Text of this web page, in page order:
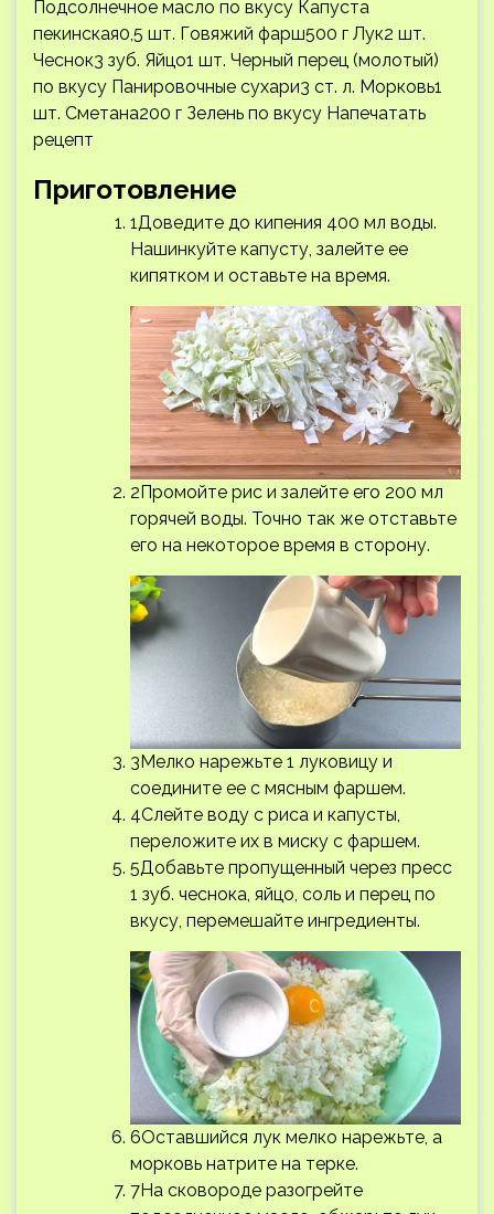
Подсолнечное масло по вкусу Капуста
пекинская0,5 шт. Говяжий фарш500 г Лук2 шт.
Чеснок3 зуб. Яйцо1 шт. Черный перец (молотый)
по вкусу Панировочные сухари3 ст. л. Морковь1
шт. Сметана200 г Зелень по вкусу Напечатать
рецепт
Приготовление
1Доведите до кипения 400 мл воды.
Нашинкуйте капусту, залейте ее
кипятком и оставьте на время.
2Промойте рис и залейте его 200 мл
горячей воды. Точно так же отставьте
его на некоторое время в сторону.
3Мелко нарежьте 1 луковицу и
соедините ее с мясным фаршем.
4Слейте воду с риса и капусты,
переложите их в миску с фаршем.
5Добавьте пропущенный через пресс
1 зуб. чеснока, яйцо, соль и перец по
вкусу, перемешайте ингредиенты.
6Оставшийся лук мелко нарежьте, а
морковь натрите на терке.
7На сковороде разогрейте